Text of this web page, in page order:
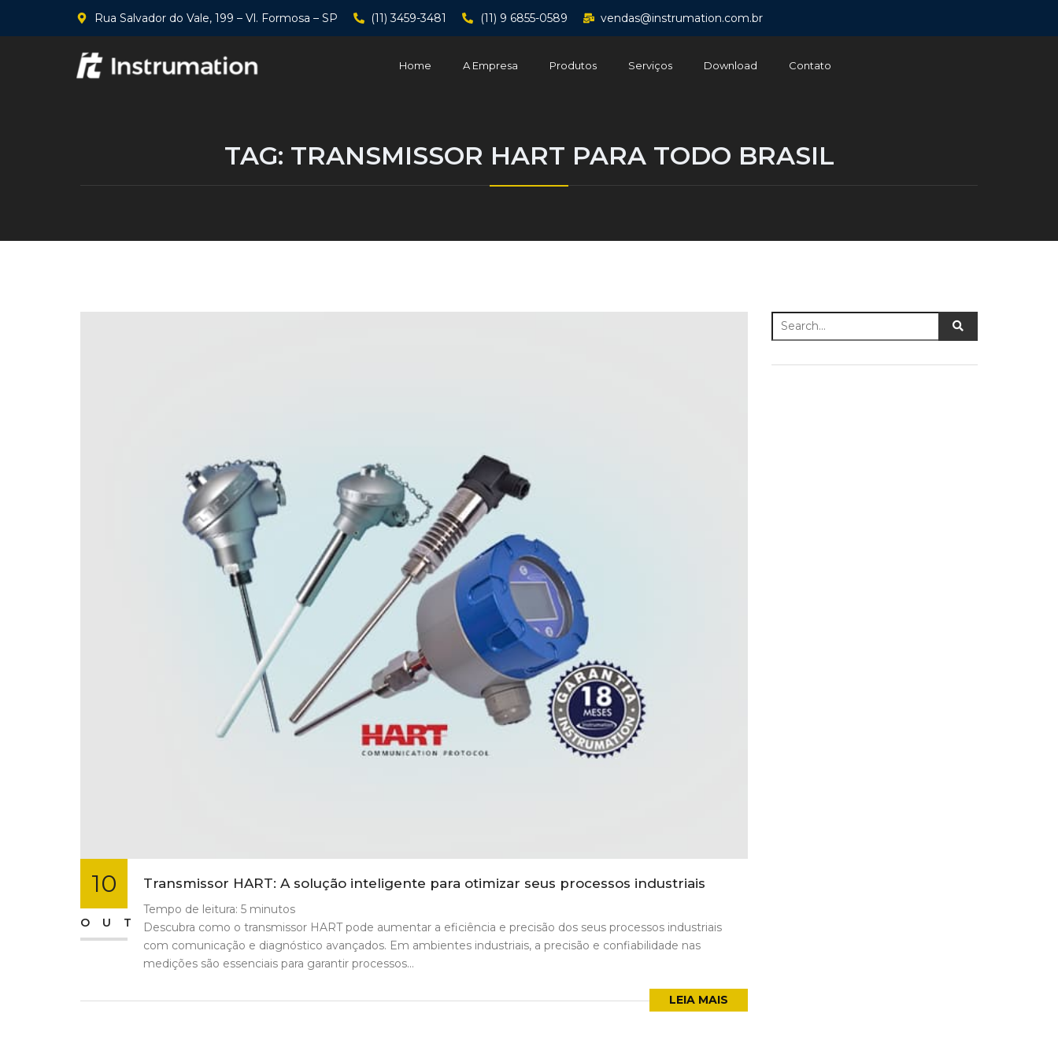
Rua Salvador do Vale, 199 – Vl. Formosa – SP (11) 3459-3481 (11) 9 6855-0589 vendas@instrumation.com.br
Home A Empresa Produtos Serviços Download Contato
TAG: TRANSMISSOR HART PARA TODO BRASIL
10
OUT
Transmissor HART: A solução inteligente para otimizar seus processos industriais
Tempo de leitura: 5 minutos
Descubra como o transmissor HART pode aumentar a eficiência e precisão dos seus processos industriais
com comunicação e diagnóstico avançados. Em ambientes industriais, a precisão e confiabilidade nas
medições são essenciais para garantir processos...
LEIA MAIS